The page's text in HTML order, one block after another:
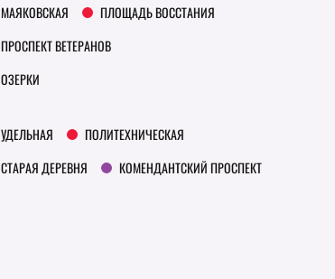
МАЯКОВСКАЯ ПЛОЩАДЬ ВОССТАНИЯ
ПРОСПЕКТ ВЕТЕРАНОВ
ОЗЕРКИ
УДЕЛЬНАЯ ПОЛИТЕХНИЧЕСКАЯ
СТАРАЯ ДЕРЕВНЯ КОМЕНДАНТСКИЙ ПРОСПЕКТ